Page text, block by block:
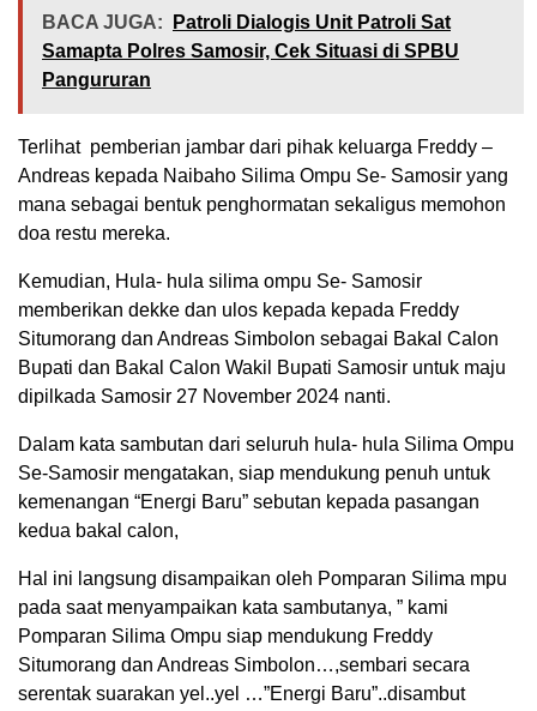
BACA JUGA:
Patroli Dialogis Unit Patroli Sat
Samapta Polres Samosir, Cek Situasi di SPBU
Pangururan
Terlihat pemberian jambar dari pihak keluarga Freddy –
Andreas kepada Naibaho Silima Ompu Se- Samosir yang
mana sebagai bentuk penghormatan sekaligus memohon
doa restu mereka.
Kemudian, Hula- hula silima ompu Se- Samosir
memberikan dekke dan ulos kepada kepada Freddy
Situmorang dan Andreas Simbolon sebagai Bakal Calon
Bupati dan Bakal Calon Wakil Bupati Samosir untuk maju
dipilkada Samosir 27 November 2024 nanti.
Dalam kata sambutan dari seluruh hula- hula Silima Ompu
Se-Samosir mengatakan, siap mendukung penuh untuk
kemenangan “Energi Baru” sebutan kepada pasangan
kedua bakal calon,
Hal ini langsung disampaikan oleh Pomparan Silima mpu
pada saat menyampaikan kata sambutanya, ” kami
Pomparan Silima Ompu siap mendukung Freddy
Situmorang dan Andreas Simbolon…,sembari secara
serentak suarakan yel..yel …”Energi Baru”..disambut